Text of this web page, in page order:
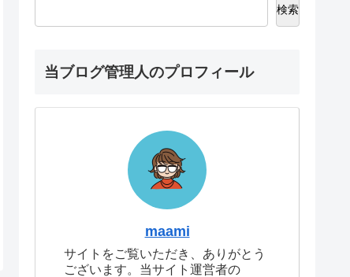
検索
当ブログ管理人のプロフィール
maami
サイトをご覧いただき、ありがとう
ございます。当サイト運営者の